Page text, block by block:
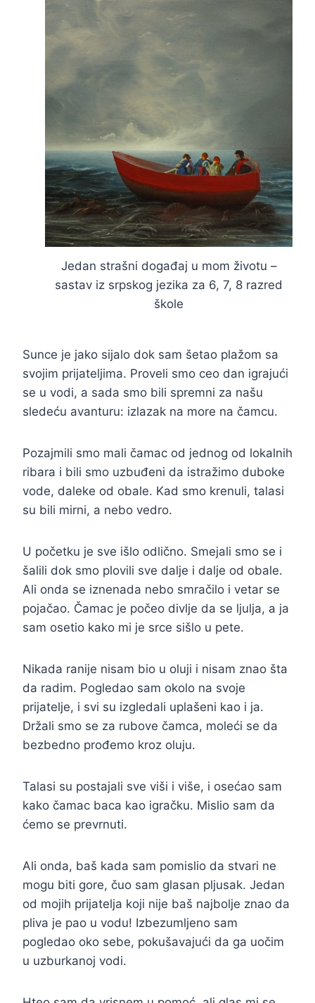
Jedan strašni događaj u mom životu –
sastav iz srpskog jezika za 6, 7, 8 razred
škole
Sunce je jako sijalo dok sam šetao plažom sa
svojim prijateljima. Proveli smo ceo dan igrajući
se u vodi, a sada smo bili spremni za našu
sledeću avanturu: izlazak na more na čamcu.
Pozajmili smo mali čamac od jednog od lokalnih
ribara i bili smo uzbuđeni da istražimo duboke
vode, daleke od obale. Kad smo krenuli, talasi
su bili mirni, a nebo vedro.
U početku je sve išlo odlično. Smejali smo se i
šalili dok smo plovili sve dalje i dalje od obale.
Ali onda se iznenada nebo smračilo i vetar se
pojačao. Čamac je počeo divlje da se ljulja, a ja
sam osetio kako mi je srce sišlo u pete.
Nikada ranije nisam bio u oluji i nisam znao šta
da radim. Pogledao sam okolo na svoje
prijatelje, i svi su izgledali uplašeni kao i ja.
Držali smo se za rubove čamca, moleći se da
bezbedno prođemo kroz oluju.
Talasi su postajali sve viši i više, i osećao sam
kako čamac baca kao igračku. Mislio sam da
ćemo se prevrnuti.
Ali onda, baš kada sam pomislio da stvari ne
mogu biti gore, čuo sam glasan pljusak. Jedan
od mojih prijatelja koji nije baš najbolje znao da
pliva je pao u vodu! Izbezumljeno sam
pogledao oko sebe, pokušavajući da ga uočim
u uzburkanoj vodi.